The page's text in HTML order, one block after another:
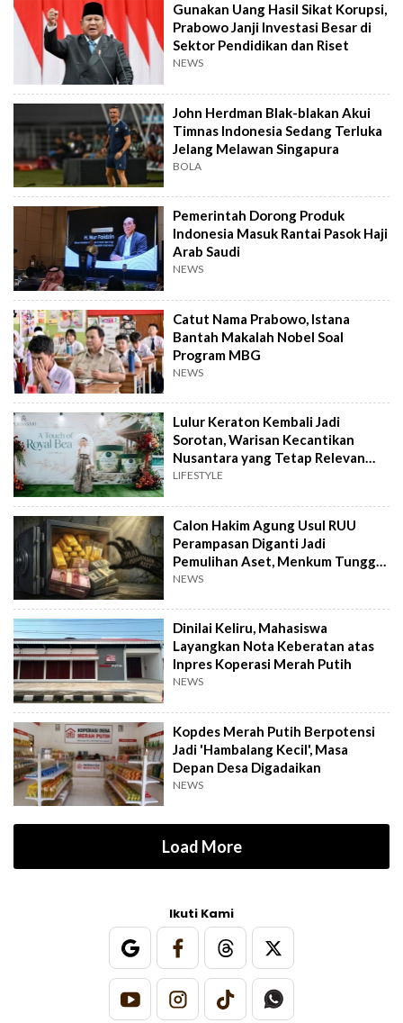
Gunakan Uang Hasil Sikat Korupsi,
Prabowo Janji Investasi Besar di
Sektor Pendidikan dan Riset
NEWS
John Herdman Blak-blakan Akui
Timnas Indonesia Sedang Terluka
Jelang Melawan Singapura
BOLA
Pemerintah Dorong Produk
Indonesia Masuk Rantai Pasok Haji
Arab Saudi
NEWS
Catut Nama Prabowo, Istana
Bantah Makalah Nobel Soal
Program MBG
NEWS
Lulur Keraton Kembali Jadi
Sorotan, Warisan Kecantikan
Nusantara yang Tetap Relevan
hingga Kini
LIFESTYLE
Calon Hakim Agung Usul RUU
Perampasan Diganti Jadi
Pemulihan Aset, Menkum Tunggu
Langkah DPR
NEWS
Dinilai Keliru, Mahasiswa
Layangkan Nota Keberatan atas
Inpres Koperasi Merah Putih
NEWS
Kopdes Merah Putih Berpotensi
Jadi 'Hambalang Kecil', Masa
Depan Desa Digadaikan
NEWS
Load More
Ikuti Kami